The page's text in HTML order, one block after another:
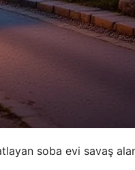
soba evi savaş